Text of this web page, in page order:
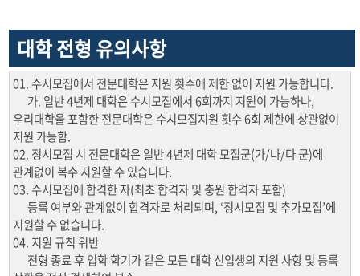
대학 전형 유의사항
01. 수시모집에서 전문대학은 지원 횟수에 제한 없이 지원 가능합니다.
가. 일반 4년제 대학은 수시모집에서 6회까지 지원이 가능하나,
우리대학을 포함한 전문대학은 수시모집지원 횟수 6회 제한에 상관없이
지원 가능함.
02. 정시모집 시 전문대학은 일반 4년제 대학 모집군(가/나/다 군)에
관계없이 복수 지원할 수 있습니다.
03. 수시모집에 합격한 자(최초 합격자 및 충원 합격자 포함)
등록 여부와 관계없이 합격자로 처리되며, ‘정시모집 및 추가모집’에
지원할 수 없습니다.
04. 지원 규칙 위반
전형 종료 후 입학 학기가 같은 모든 대학 신입생의 지원 사항 및 등록